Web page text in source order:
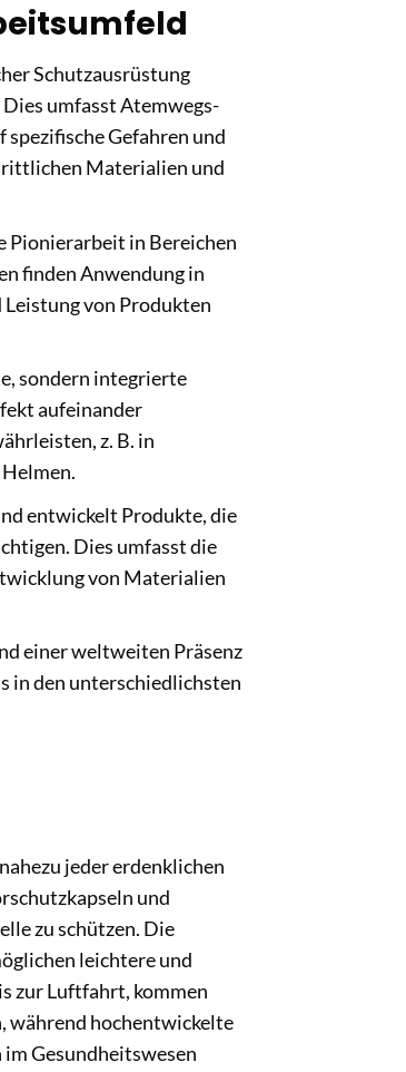
Schutzausrüstung
umfasst Atemwegs-
spezifische Gefahren und
Materialien und
Pionierarbeit in Bereichen
finden Anwendung in
von Produkten
sondern integrierte
aufeinander
z. B. in
entwickelt Produkte, die
Dies umfasst die
von Materialien
einer weltweiten Präsenz
in den unterschiedlichsten
jeder erdenklichen
und
zu schützen. Die
leichtere und
zur Luftfahrt, kommen
während hochentwickelte
Gesundheitswesen